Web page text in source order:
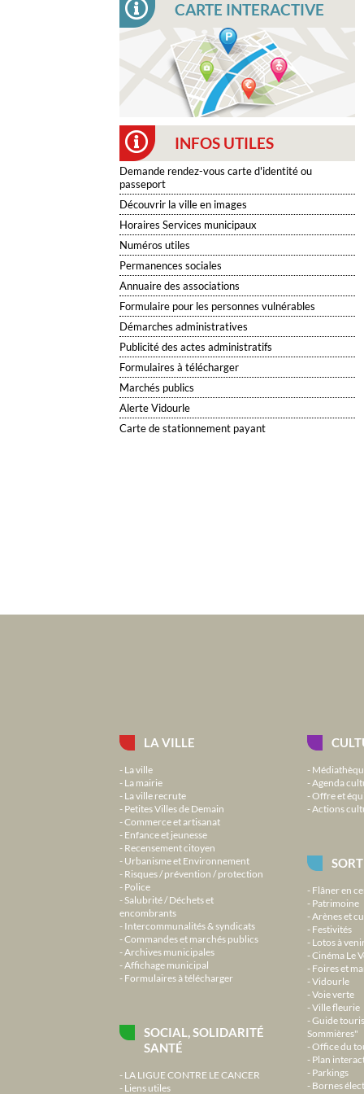
CARTE INTERACTIVE
INFOS UTILES
Demande rendez-vous carte d'identité ou
passeport
Découvrir la ville en images
Horaires Services municipaux
Numéros utiles
Permanences sociales
Annuaire des associations
Formulaire pour les personnes vulnérables
Démarches administratives
Publicité des actes administratifs
Formulaires à télécharger
Marchés publics
Alerte Vidourle
Carte de stationnement payant
LA VILLE
La ville
La mairie
La ville recrute
Petites Villes de Demain
Commerce et artisanat
Enfance et jeunesse
Recensement citoyen
Urbanisme et Environnement
Risques / prévention / protection
Police
Salubrité / Déchets et
encombrants
Intercommunalités & syndicats
Commandes et marchés publics
Archives municipales
Affichage municipal
Formulaires à télécharger
SOCIAL, SOLIDARITÉ
SANTÉ
LA LIGUE CONTRE LE CANCER
Liens utiles
Agenda
Offre et
Actions
Flâner en
Patrimoine
Arènes et
Festivités
Lotos à
Cinéma Le
Foires et
Vidourle
Voie verte
Ville fleurie
Guide
Sommières"
Office du
Plan
Parkings
Bornes